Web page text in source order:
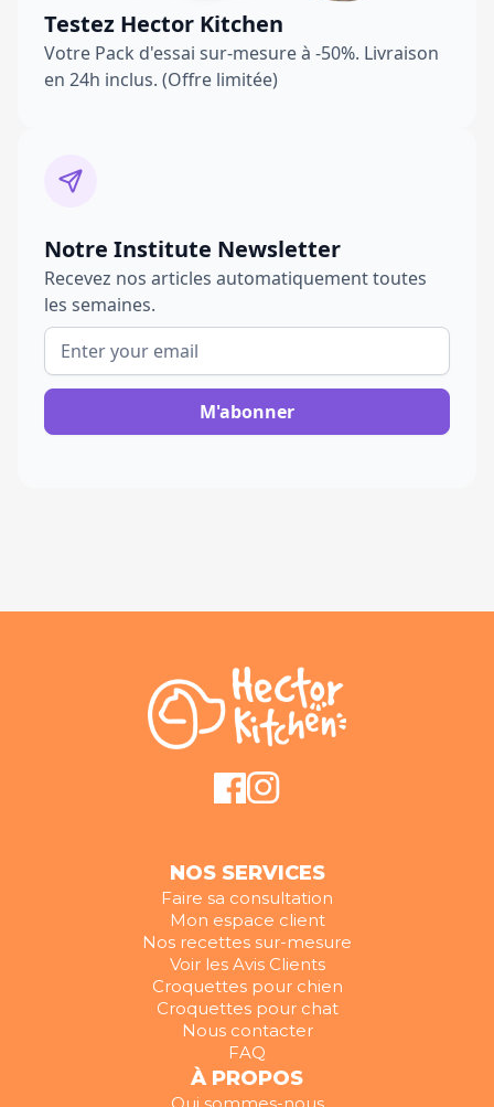
Testez Hector Kitchen
Votre Pack d'essai sur-mesure à -50%. Livraison
en 24h inclus. (Offre limitée)
Notre Institute Newsletter
Recevez nos articles automatiquement toutes
les semaines.
NOS SERVICES
Faire sa consultation
Mon espace client
Nos recettes sur-mesure
Voir les Avis Clients
Croquettes pour chien
Croquettes pour chat
Nous contacter
FAQ
À PROPOS